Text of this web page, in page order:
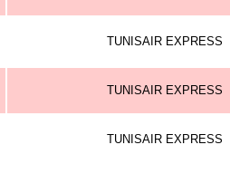
TUNISAIR EXPRESS
TUNISAIR EXPRESS
TUNISAIR EXPRESS